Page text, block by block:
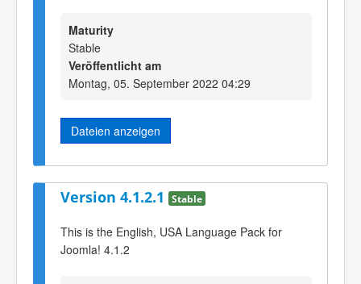
Maturity
Stable
Veröffentlicht am
Montag, 05. September 2022 04:29
Dateien anzeigen
Version 4.1.2.1 Stable
This is the English, USA Language Pack for
Joomla! 4.1.2